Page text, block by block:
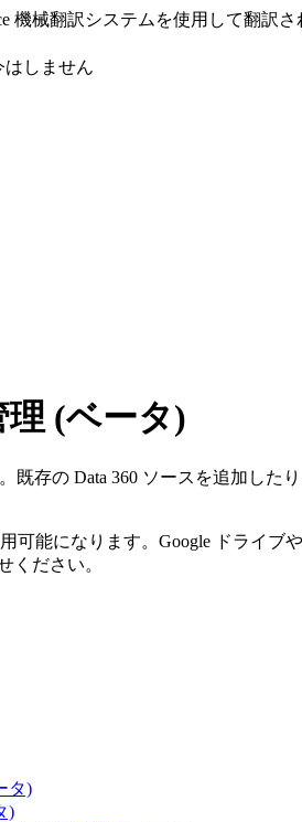
機械翻訳システムを使用して翻訳
はしません
理 (ベータ)
存の Data 360 ソースを追加した
可能になります。Google ドライ
ください。
タ)
)